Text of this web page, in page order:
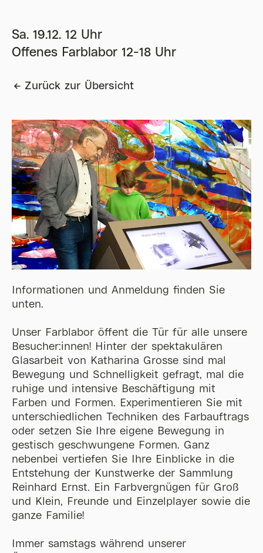
Offenes Farblabor 12-18 Uhr
Sa. 19.12. 12 Uhr
Zurück zur Übersicht
Informationen und Anmeldung finden Sie
unten.
Unser Farblabor öffent die Tür für alle unsere
Besucher:innen! Hinter der spektakulären
Glasarbeit von Katharina Grosse sind mal
Bewegung und Schnelligkeit gefragt, mal die
ruhige und intensive Beschäftigung mit
Farben und Formen. Experimentieren Sie mit
unterschiedlichen Techniken des Farbauftrags
oder setzen Sie Ihre eigene Bewegung in
gestisch geschwungene Formen. Ganz
nebenbei vertiefen Sie Ihre Einblicke in die
Entstehung der Kunstwerke der Sammlung
Reinhard Ernst. Ein Farbvergnügen für Groß
und Klein, Freunde und Einzelplayer sowie die
ganze Familie!
Immer samstags während unserer